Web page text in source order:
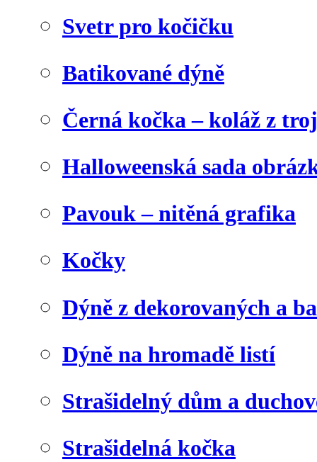
Svetr pro kočičku
Batikované dýně
Černá kočka – koláž z
Halloweenská sada
Pavouk – nitěná grafika
Kočky
Dýně z dekorovaných a
Dýně na hromadě listí
Strašidelný dům a
Strašidelná kočka